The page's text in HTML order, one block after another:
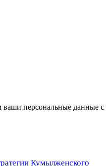
ваши персональные данные с
Кумылженского